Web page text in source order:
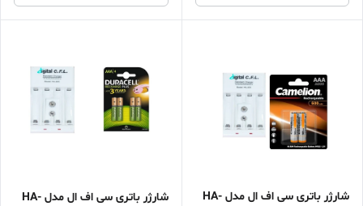
شارژر باتری سی اف ال مدل HA-
شارژر باتری سی اف ال مدل HA-